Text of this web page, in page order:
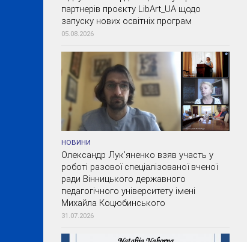
партнерів проєкту LibArt_UA щодо
запуску нових освітніх програм
05.08.2026
НОВИНИ
Олександр Лук’яненко взяв участь у
роботі разової спеціалізованої вченої
ради Вінницького державного
педагогічного університету імені
Михайла Коцюбинського
31.07.2026